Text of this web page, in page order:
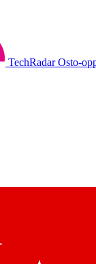
TechRadar Osto-